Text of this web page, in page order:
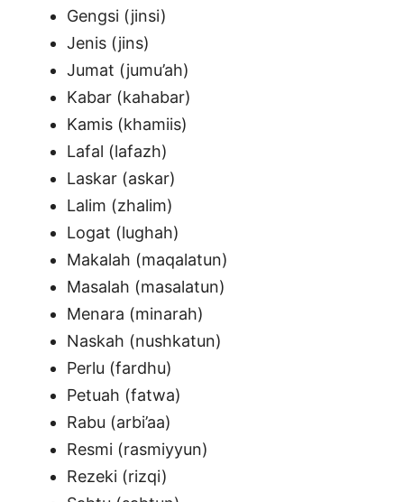
Gengsi (jinsi)
Jenis (jins)
Jumat (jumu’ah)
Kabar (kahabar)
Kamis (khamiis)
Lafal (lafazh)
Laskar (askar)
Lalim (zhalim)
Logat (lughah)
Makalah (maqalatun)
Masalah (masalatun)
Menara (minarah)
Naskah (nushkatun)
Perlu (fardhu)
Petuah (fatwa)
Rabu (arbi’aa)
Resmi (rasmiyyun)
Rezeki (rizqi)